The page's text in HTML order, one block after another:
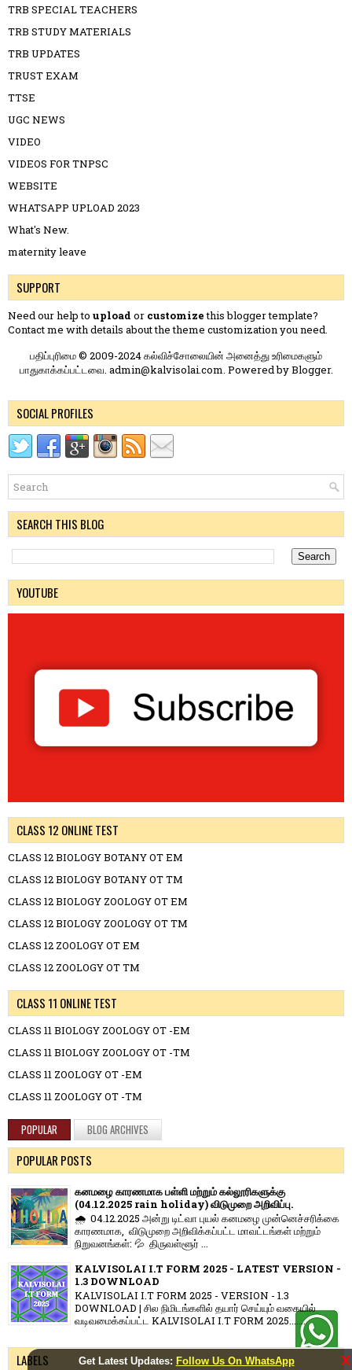
Get Latest Updates: Follow Us On WhatsApp X
TRB SPECIAL TEACHERS
TRB STUDY MATERIALS
TRB UPDATES
TRUST EXAM
TTSE
UGC NEWS
VIDEO
VIDEOS FOR TNPSC
WEBSITE
WHATSAPP UPLOAD 2023
What's New.
maternity leave
SUPPORT
Need our help to upload or customizethis blogger template?
Contact me with details about the theme customization you need.
பதிப்புரிமை © 2009-2024 கல்விச்சோலையின் அனைத்து உரிமைகளும்
பாதுகாக்கப்பட்டவை. admin@kalvisolai.com. Powered byBlogger.
SOCIAL PROFILES
SEARCH THIS BLOG
YOUTUBE
CLASS 12 ONLINE TEST
CLASS 12 BIOLOGY BOTANY OT EM
CLASS 12 BIOLOGY BOTANY OT TM
CLASS 12 BIOLOGY ZOOLOGY OT EM
CLASS 12 BIOLOGY ZOOLOGY OT TM
CLASS 12 ZOOLOGY OT EM
CLASS 12 ZOOLOGY OT TM
CLASS 11 ONLINE TEST
CLASS 11 BIOLOGY ZOOLOGY OT -EM
CLASS 11 BIOLOGY ZOOLOGY OT -TM
CLASS 11 ZOOLOGY OT -EM
CLASS 11 ZOOLOGY OT -TM
POPULAR BLOG ARCHIVES
POPULAR POSTS
கனமழை காரணமாக பள்ளி மற்றும் கல்லூரிகளுக்கு
(04.12.2025 rain holiday) விடுமுறை அறிவிப்பு.
🌧️ 04.12.2025 அன்று டிட்வா புயல் கனமழை முன்னெச்சரிக்கை
காரணமாக, விடுமுறை அறிவிக்கப்பட்ட மாவட்டங்கள் மற்றும்
நிறுவனங்கள்: 💦 திருவள்ளூர் ...
KALVISOLAI I.T FORM 2025 - LATEST VERSION -
1.3 DOWNLOAD
KALVISOLAI I.T FORM 2025 - VERSION - 1.3
DOWNLOAD | சில நிமிடங்களில் தயார் செய்யும் வகையில்
வடிவமைக்கப்பட்ட KALVISOLAI I.T FORM 2025.......
LABELS